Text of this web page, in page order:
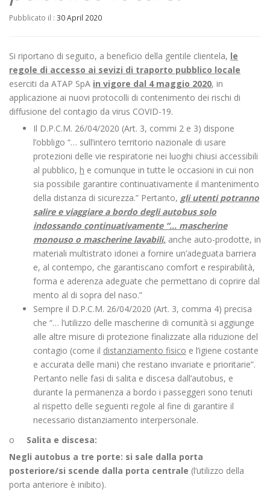
Pubblicato il : 30 April 2020
Si riportano di seguito, a beneficio della gentile clientela, le
regole di accesso ai sevizi di traporto pubblico locale
eserciti da ATAP SpA in vigore dal 4 maggio 2020, in
applicazione ai nuovi protocolli di contenimento dei rischi di
diffusione del contagio da virus COVID-19.
Il D.P.C.M. 26/04/2020 (Art. 3, commi 2 e 3) dispone
l’obbligo “… sull’intero territorio nazionale di usare
protezioni delle vie respiratorie nei luoghi chiusi accessibili
al pubblico, h e comunque in tutte le occasioni in cui non
sia possibile garantire continuativamente il mantenimento
della distanza di sicurezza.” Pertanto, gli utenti potranno
salire e viaggiare a bordo degli autobus solo
indossando continuativamente “… mascherine
monouso o mascherine lavabili, anche auto-prodotte, in
materiali multistrato idonei a fornire un’adeguata barriera
e, al contempo, che garantiscano comfort e respirabilità,
forma e aderenza adeguate che permettano di coprire dal
mento al di sopra del naso.”
Sempre il D.P.C.M. 26/04/2020 (Art. 3, comma 4) precisa
che “… l’utilizzo delle mascherine di comunità si aggiunge
alle altre misure di protezione finalizzate alla riduzione del
contagio (come il distanziamento fisico e l’igiene costante
e accurata delle mani) che restano invariate e prioritarie”.
Pertanto nelle fasi di salita e discesa dall’autobus, e
durante la permanenza a bordo i passeggeri sono tenuti
al rispetto delle seguenti regole al fine di garantire il
necessario distanziamento interpersonale.
o Salita e discesa:
Negli autobus a tre porte: si sale dalla porta
posteriore/si scende dalla porta centrale (l’utilizzo della
porta anteriore è inibito).